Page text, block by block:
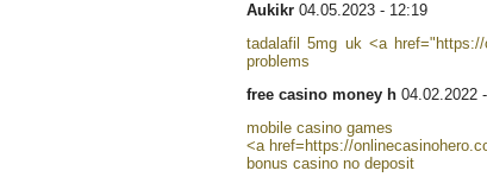
Aukikr 04.05.2023 - 12:19
tadalafil 5mg uk <a
problems
free casino money h 04.02.2022
mobile casino games
<a href=https://
bonus casino no deposit